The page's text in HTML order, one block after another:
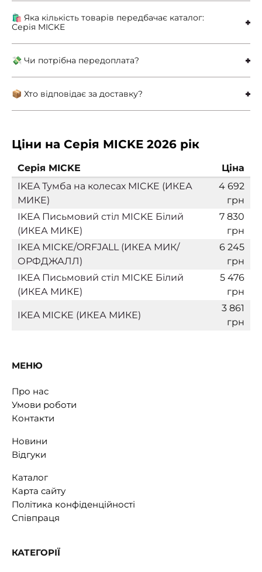
🛍 Яка кількість товарів передбачає каталог:
Серія MICKE
💸 Чи потрібна передоплата?
📦 Хто відповідає за доставку?
Ціни на Серія MICKE 2026 рік
Серія MICKE
Ціна
IKEA Тумба на колесах MICKE (ИКЕА
МИКЕ)
4 692
грн
IKEA Письмовий стіл MICKE Білий
(ИКЕА МИКЕ)
7 830
грн
IKEA MICKE/ORFJALL (ИКЕА МИК/
ОРФДЖАЛЛ)
6 245
грн
IKEA Письмовий стіл MICKE Білий
(ИКЕА МИКЕ)
5 476
грн
IKEA MICKE (ИКЕА МИКЕ)
3 861
грн
МЕНЮ
Про нас
Умови роботи
Контакти
Новини
Відгуки
Каталог
Карта сайту
Політика конфіденційності
Співпраця
КАТЕГОРІЇ